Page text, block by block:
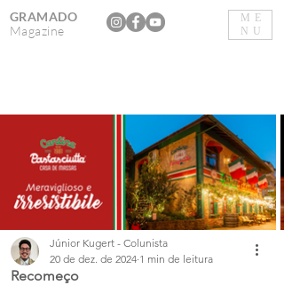
ME
NU
GRAMADO
Magazine
Recomeço
Júnior Kugert - Colunista
20 de dez. de 2024 1 min de leitura